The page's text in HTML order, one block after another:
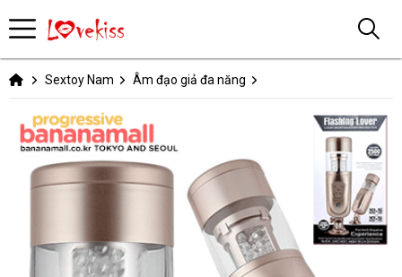
Sextoy Nam Âm đạo giả đa năng